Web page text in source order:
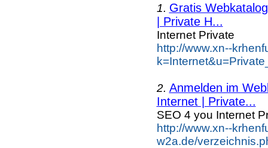
1. Gratis
| Private H...
Internet Private
http://www.xn--
2. Anmelden im
Internet | Private...
SEO 4 you Internet
http://www.xn--
w2a.de/